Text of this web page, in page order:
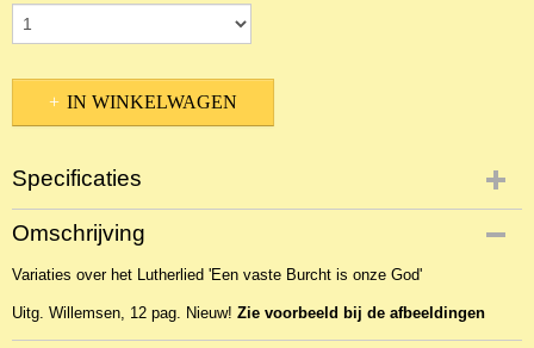
IN WINKELWAGEN
Specificaties
Productcode
NBLNOr-17308
EAN code
Omschrijving
Variaties over het Lutherlied 'Een vaste Burcht is onze God'
Uitg. Willemsen, 12 pag. Nieuw! Zie voorbeeld bij de afbeeldingen